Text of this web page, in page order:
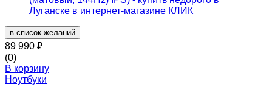
в список желаний
89 990 ₽
(0)
В корзину
Ноутбуки